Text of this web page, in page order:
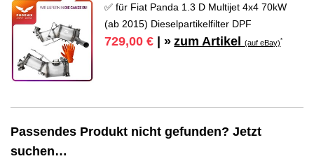
✅ für Fiat Panda 1.3 D Multijet 4x4 70kW
(ab 2015) Dieselpartikelfilter DPF
729,00 € | » zum Artikel(auf eBay)*
Passendes Produkt nicht gefunden? Jetzt
suchen…